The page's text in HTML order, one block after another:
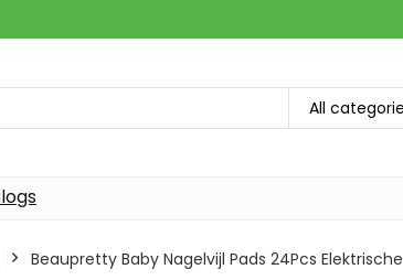
All
Beaupretty Baby Nagelvijl Pads 24Pcs